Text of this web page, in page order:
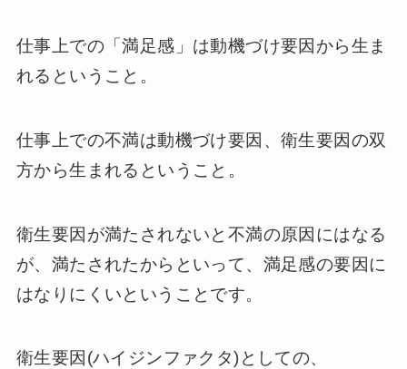
仕事上での「満足感」は動機づけ要因から生ま
れるということ。
仕事上での不満は動機づけ要因、衛生要因の双
方から生まれるということ。
衛生要因が満たされないと不満の原因にはなる
が、満たされたからといって、満足感の要因に
はなりにくいということです。
衛生要因(ハイジンファクタ)としての、